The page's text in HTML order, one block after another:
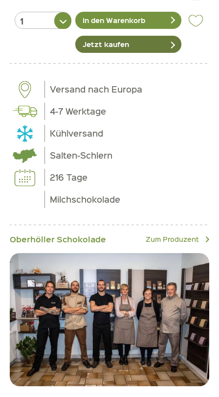
In den Warenkorb
Jetzt kaufen
Versand nach Europa
4-7 Werktage
Kühlversand
Salten-Schlern
216 Tage
Milchschokolade
Oberhöller Schokolade Zum Produzent